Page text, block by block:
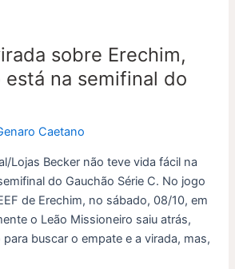
sobre Erechim,
está na semifinal do
Caetano
Lojas Becker não teve vida fácil na
do Gauchão Série C. No jogo
de Erechim, no sábado, 08/10, em
o Leão Missioneiro saiu atrás,
buscar o empate e a virada, mas,